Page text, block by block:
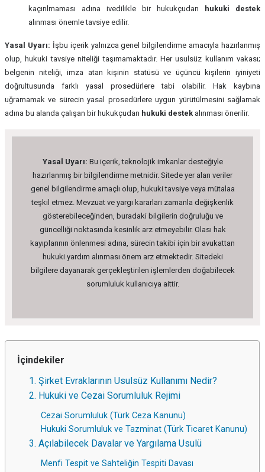
kaçırılmaması adına ivedilikle bir hukukçudan
hukuki destek
alınması önemle tavsiye edilir.
Yasal Uyarı: İşbu içerik yalnızca genel bilgilendirme amacıyla hazırlanmış
olup, hukuki tavsiye niteliği taşımamaktadır. Her usulsüz kullanım vakası;
belgenin niteliği, imza atan kişinin statüsü ve üçüncü kişilerin iyiniyeti
doğrultusunda farklı yasal prosedürlere tabi olabilir. Hak kaybına
uğramamak ve sürecin yasal prosedürlere uygun yürütülmesini sağlamak
adına bu alanda çalışan bir hukukçudan hukuki destek alınması önerilir.
Yasal Uyarı: Bu içerik, teknolojik imkanlar desteğiyle
hazırlanmış bir bilgilendirme metnidir. Sitede yer alan veriler
genel bilgilendirme amaçlı olup, hukuki tavsiye veya mütalaa
teşkil etmez. Mevzuat ve yargı kararları zamanla değişkenlik
gösterebileceğinden, buradaki bilgilerin doğruluğu ve
güncelliği noktasında kesinlik arz etmeyebilir. Olası hak
kayıplarının önlenmesi adına, sürecin takibi için bir avukattan
hukuki yardım alınması önem arz etmektedir. Sitedeki
bilgilere dayanarak gerçekleştirilen işlemlerden doğabilecek
sorumluluk kullanıcıya aittir.
İçindekiler
1. Şirket Evraklarının Usulsüz Kullanımı Nedir?
2. Hukuki ve Cezai Sorumluluk Rejimi
Cezai Sorumluluk (Türk Ceza Kanunu)
Hukuki Sorumluluk ve Tazminat (Türk Ticaret Kanunu)
3. Açılabilecek Davalar ve Yargılama Usulü
Menfi Tespit ve Sahteliğin Tespiti Davası